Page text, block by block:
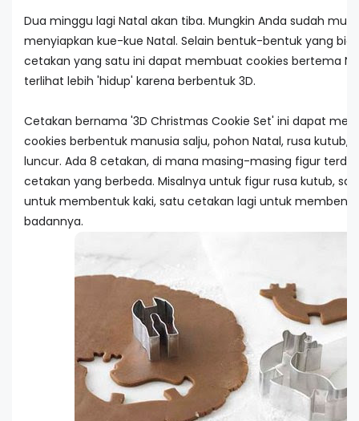
Dua minggu lagi Natal akan tiba. Mungkin Anda sudah
menyiapkan kue-kue Natal. Selain bentuk-bentuk yang
cetakan yang satu ini dapat membuat cookies bertema
terlihat lebih 'hidup' karena berbentuk 3D.
Cetakan bernama '3D Christmas Cookie Set' ini dapat
cookies berbentuk manusia salju, pohon Natal, rusa kutub,
luncur. Ada 8 cetakan, di mana masing-masing figur terdiri
cetakan yang berbeda. Misalnya untuk figur rusa kutub,
untuk membentuk kaki, satu cetakan lagi untuk
badannya.